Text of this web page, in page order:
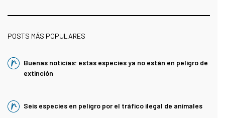
POSTS MÁS POPULARES
Buenas noticias: estas especies ya no están en peligro de
extinción
Seis especies en peligro por el tráfico ilegal de animales